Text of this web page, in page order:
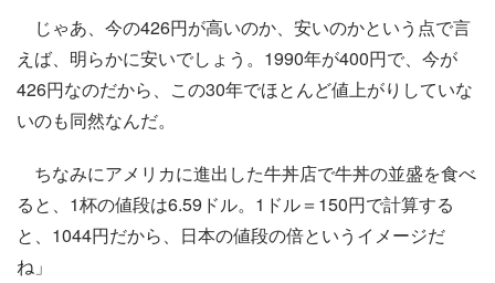
じゃあ、今の426円が高いのか、安いのかという点で言
えば、明らかに安いでしょう。1990年が400円で、今が
426円なのだから、この30年でほとんど値上がりしていな
いのも同然なんだ。
ちなみにアメリカに進出した牛丼店で牛丼の並盛を食べ
ると、1杯の値段は6.59ドル。1ドル＝150円で計算する
と、1044円だから、日本の値段の倍というイメージだ
ね」